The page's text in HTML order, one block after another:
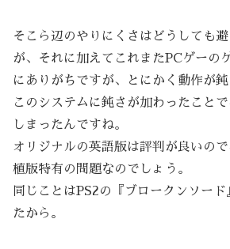
そこら辺のやりにくさはどうしても
が、それに加えてこれまたPCゲーの
にありがちですが、とにかく動作が鈍
このシステムに鈍さが加わったこと
しまったんですね。
オリジナルの英語版は評判が良いの
植版特有の問題なのでしょう。
同じことはPS2の『ブロークンソー
たから。